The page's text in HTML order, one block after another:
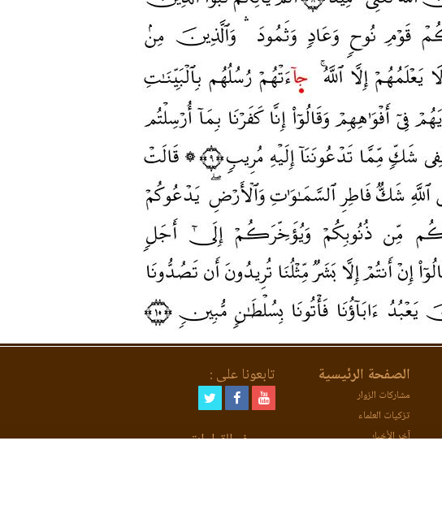
الصفحة الرئيسية
مشاركات الزوار
تزكيات العلماء
آخر الأخبار
تابعونا على :
مصحف القراءات